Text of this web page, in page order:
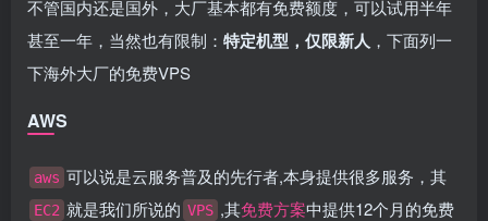
不管国内还是国外，大厂基本都有免费额度，可以试用半年
甚至一年，当然也有限制： 特定机型，仅限新人 ，下面列一
下海外大厂的免费VPS
AWS
aws 可以说是云服务普及的先行者,本身提供很多服务，其
EC2 就是我们所说的 VPS ,其免费方案中提供12个月的免费